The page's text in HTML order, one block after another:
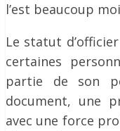
l’est beaucoup
Le statut
certaines
partie de son
document, une
avec une force